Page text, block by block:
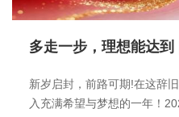
新岁启封，前路可期!在这辞
入充满希望与梦想的一年！